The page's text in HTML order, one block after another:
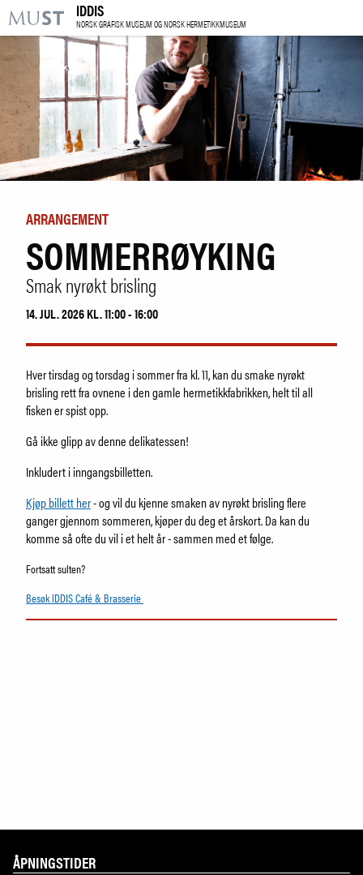
KR
M
BESØK OSS
UTSTILLINGER
ARRANGEMENTER
LÆRING
NOENG
Utleie
Samling
Fristelser i museumsbutikken
Ansatte
Visste du at
SØK
IDDIS
NORSK GRAFISK MUSEUM OG NORSK HERMETIKKMUSEUM
ARRANGEMENT
SOMMERRØYKING
Smak nyrøkt brisling
14. JUL. 2026 KL. 11:00 - 16:00
Hver tirsdag og torsdag i sommer fra kl. 11, kan du smake nyrøkt
brisling rett fra ovnene i den gamle hermetikkfabrikken, helt til all
fisken er spist opp.
Gå ikke glipp av denne delikatessen!
Inkludert i inngangsbilletten.
Kjøp billett her- og vil du kjenne smaken av nyrøkt brisling flere
ganger gjennom sommeren, kjøper du deg et årskort. Da kan du
komme så ofte du vil i et helt år - sammen med et følge.
Fortsatt sulten?
Besøk IDDIS Café & Brasserie
ÅPNINGSTIDER